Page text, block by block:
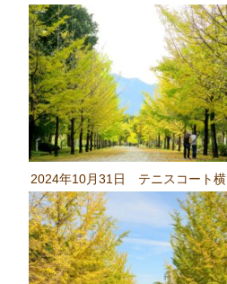
2024年10月31日 テニスコート横